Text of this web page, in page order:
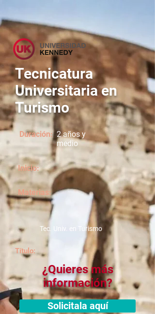
Tecnicatura
Universitaria en
Turismo
Duración: 2 años y
medio
Inicio:
Materias:
Tec. Univ. en Turismo
Título:
¿Quieres más
información?
Solicitala aquí